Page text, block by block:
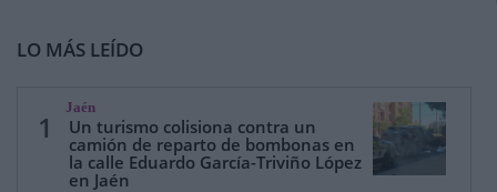
LO MÁS LEÍDO
1
Jaén
Un turismo colisiona contra un
camión de reparto de bombonas en
la calle Eduardo García-Triviño López
en Jaén